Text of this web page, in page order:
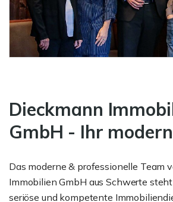
Dieckmann
GmbH - Ihr
Das moderne & professionelle Team
Immobilien GmbH aus Schwerte
seriöse und kompetente